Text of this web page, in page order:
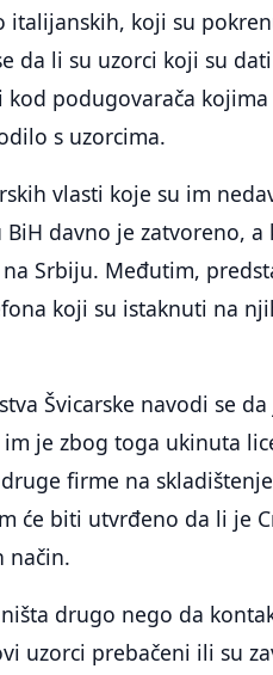
italijanskih, koji su
da li su uzorci koji su
podugovarača kojima
s uzorcima.
vlasti koje su im
davno je zatvoreno, a
Srbiju. Međutim,
koji su istaknuti na
Švicarske navodi se da
je zbog toga ukinuta
firme na
će biti utvrđeno da li je
način.
drugo nego da
uzorci prebačeni ili su